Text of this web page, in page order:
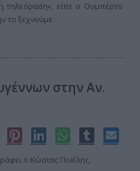
τηλεόραση», είπε ο Ουμπέρτο
το ξεχνούμε.
στην Αν.
ο Κώστας Πινέλης.